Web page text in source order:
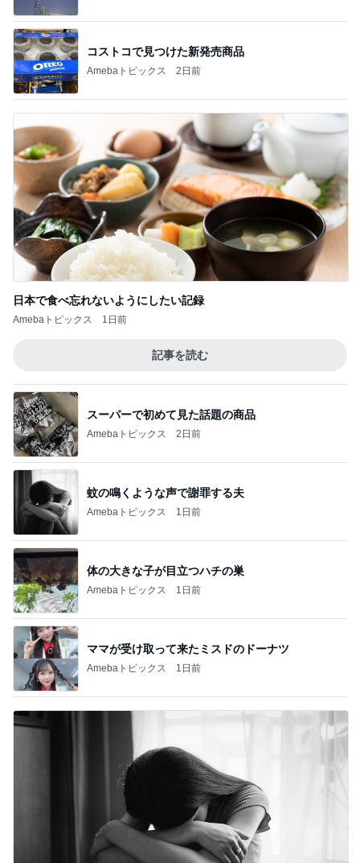
コストコで見つけた新発売商品
Amebaトピックス 2日前
日本で食べ忘れないようにしたい記録
Amebaトピックス 1日前
記事を読む
スーパーで初めて見た話題の商品
Amebaトピックス 2日前
蚊の鳴くような声で謝罪する夫
Amebaトピックス 1日前
体の大きな子が目立つハチの巣
Amebaトピックス 1日前
ママが受け取って来たミスドのドーナツ
Amebaトピックス 1日前